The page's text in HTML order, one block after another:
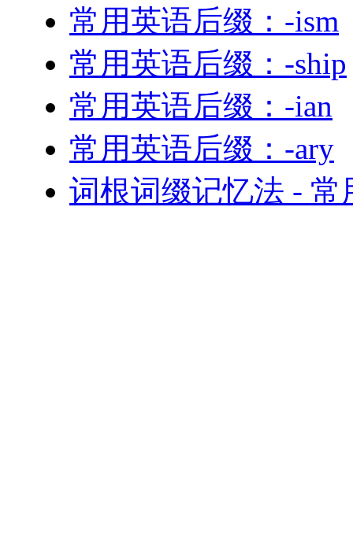
常用英语后缀：-ism
常用英语后缀：-ship
常用英语后缀：-ian
常用英语后缀：-ary
词根词缀记忆法 - 常